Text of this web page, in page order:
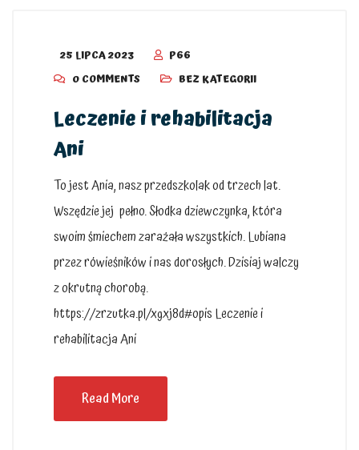
25 LIPCA 2023
P66
0 COMMENTS
BEZ KATEGORII
Leczenie i rehabilitacja
Ani
To jest Ania, nasz przedszkolak od trzech lat.
Wszędzie jej pełno. Słodka dziewczynka, która
swoim śmiechem zarażała wszystkich. Lubiana
przez rówieśników i nas dorosłych. Dzisiaj walczy
z okrutną chorobą.
https://zrzutka.pl/xgxj8d#opis Leczenie i
rehabilitacja Ani
Read More